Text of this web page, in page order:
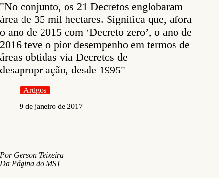
"No conjunto, os 21 Decretos englobaram
área de 35 mil hectares. Significa que, afora
o ano de 2015 com ‘Decreto zero’, o ano de
2016 teve o pior desempenho em termos de
áreas obtidas via Decretos de
desapropriação, desde 1995"
Artigos
9 de janeiro de 2017
Por Gerson Teixeira
Da Página do MST